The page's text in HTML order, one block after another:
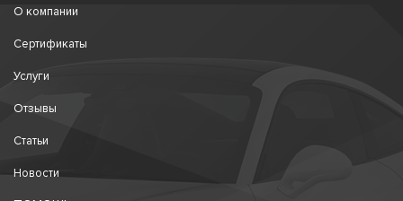
О компании
Сертификаты
Услуги
Отзывы
Статьи
Новости